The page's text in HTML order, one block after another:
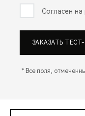
Согласен на
ЗАКАЗАТЬ
* Все поля,